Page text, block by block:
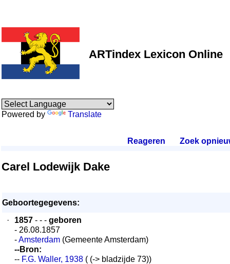
ARTindex Lexicon Online
Powered by Translate
Reageren Zoek
Carel Lodewijk Dake
Geboortegegevens:
·
1857 - - - geboren
- 26.08.1857
-Amsterdam (Gemeente Amsterdam)
--Bron:
-- F.G. Waller, 1938 ( (-> bladzijde 73))